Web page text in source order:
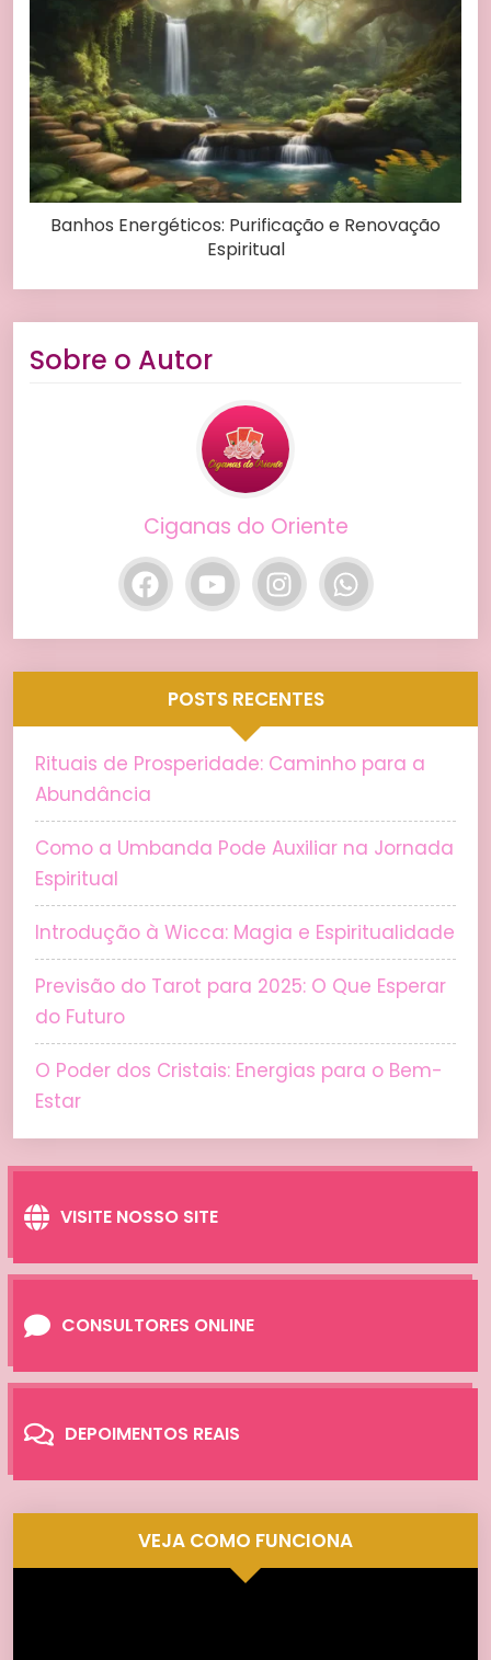
Banhos Energéticos: Purificação e Renovação
Espiritual
Sobre o Autor
Ciganas do Oriente
POSTS RECENTES
Rituais de Prosperidade: Caminho para a
Abundância
Como a Umbanda Pode Auxiliar na Jornada
Espiritual
Introdução à Wicca: Magia e Espiritualidade
Previsão do Tarot para 2025: O Que Esperar
do Futuro
O Poder dos Cristais: Energias para o Bem-
Estar
VISITE NOSSO SITE
CONSULTORES ONLINE
DEPOIMENTOS REAIS
VEJA COMO FUNCIONA